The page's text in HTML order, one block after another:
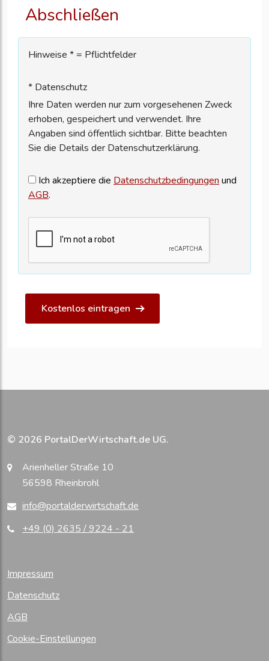
Abschließen
Hinweise * = Pflichtfelder
* Datenschutz
Ihre Daten werden nur zum vorgesehenen Zweck
erhoben, gespeichert und verwendet. Ihre
Angaben sind öffentlich sichtbar. Bitte beachten
Sie die Details der Datenschutzerklärung.
Ich akzeptiere die Datenschutzbedingungen und
AGB.
Kostenlos eintragen
© 2026 PortalDerWirtschaft.de UG.
Arienheller Straße 10
56598 Rheinbrohl
info@portalderwirtschaft.de
+49 (0) 2635 / 9224 - 21
Impressum
Datenschutz
AGB
Cookie-Einstellungen